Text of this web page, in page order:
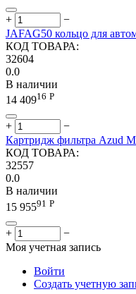
+
−
JAFAG50 кольцо для
КОД ТОВАРА:
32604
0.0
В наличии
14 40916 Р
+
−
Картридж фильтра Azud
КОД ТОВАРА:
32557
0.0
В наличии
15 95591 Р
+
−
Моя учетная запись
Войти
Создать учетную